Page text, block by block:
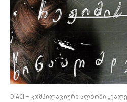
DIACI – კომპილაციური ალბომი